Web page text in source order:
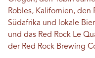
Robles, Kalifornien, den
Südafrika und lokale
und das Red Rock Le
der Red Rock Brewing